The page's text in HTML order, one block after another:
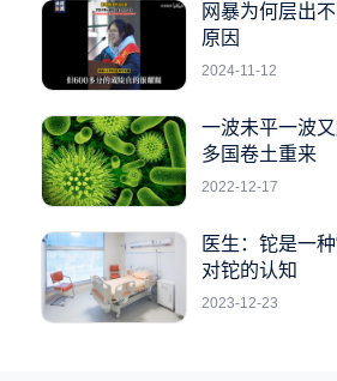
网暴为何层出
原因
2024-11-12
一波未平一波
多国卷土重来
2022-12-17
医生：铊是一
对铊的认知
2023-12-23